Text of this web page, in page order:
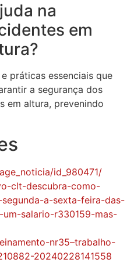
na
em
práticas essenciais que
a segurança dos
em altura, prevenindo
id_980471/
clt-descubra-como-
a-sexta-feira-das-
um-salario-r330159-mas-
nr35–trabalho-
20240228141558